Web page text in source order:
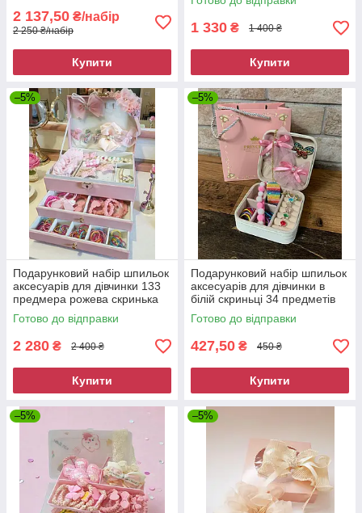
2 137,50 ₴/набір
2 250 ₴/набір
Купити
1 330 ₴ 1 400 ₴
Купити
–5%
Подарунковий набір шпильок
аксесуарів для дівчинки 133
предмера рожева скринька
9078
Готово до відправки
2 280 ₴ 2 400 ₴
Купити
–5%
Подарунковий набір шпильок
аксесуарів для дівчинки в
білій скриньці 34 предметів
9043
Готово до відправки
427,50 ₴ 450 ₴
Купити
–5% –5%